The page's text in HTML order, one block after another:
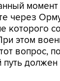
через
которого
этом
вопрос,
путь